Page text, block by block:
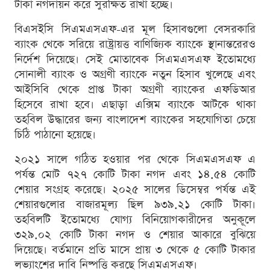
টাকা নগদায়ন করে সুরক্ষিত রাখা হচ্ছে।
বিএসইসি সিএমএসএফ-এর মূল হিসাবগুলো বেসরকারি
ব্যাংক থেকে সরিয়ে রাষ্ট্রায়ত্ত বাণিজ্যিক ব্যাংকে স্থানান্তরেরও
নির্দেশ দিয়েছে। সেই মোতাবেক সিএমএসএফ ইতোমধ্যে
সোনালী ব্যাংক ও অগ্রণী ব্যাংকে নতুন হিসাব খুলেছে এবং
আইসিবি থেকে প্রাপ্ত টাকা অগ্রণী ব্যাংকের এফডিআর
হিসেবে রাখা হবে। এছাড়া এক্সিম ব্যাংকে আটকে থাকা
তহবিল উদ্ধারের জন্য বাংলাদেশ ব্যাংকের সহযোগিতা চেয়ে
চিঠি পাঠানো হয়েছে।
২০২১ সালে গঠিত হওয়ার পর থেকে সিএমএসএফ এ
পর্যন্ত মোট ৭২৭ কোটি টাকা নগদ এবং ১৪.৫৪ কোটি
শেয়ার সংগ্রহ করেছে। ২০২৫ সালের ডিসেম্বর পর্যন্ত এই
শেয়ারগুলোর বাজারমূল্য ছিল ৯৩৯.২১ কোটি টাকা।
তহবিলটি ইতোমধ্যে যোগ্য বিনিয়োগকারীদের অনুকূলে
৩২৯.০২ কোটি টাকা নগদ ও শেয়ার আকারে বুঝিয়ে
দিয়েছে। বর্তমানে প্রতি মাসে প্রায় ৩ থেকে ৫ কোটি টাকার
লভ্যাংশের দাবি নিষ্পত্তি করছে সিএমএসএফ।